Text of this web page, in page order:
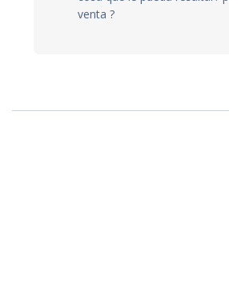
venta ?